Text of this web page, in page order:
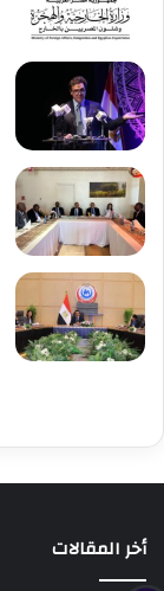
أخر المقالات